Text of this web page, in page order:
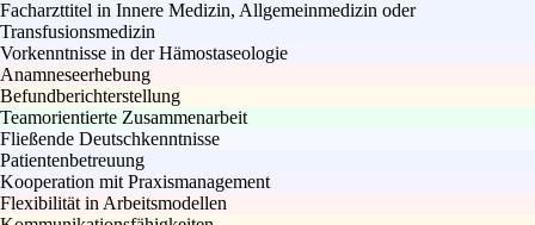
Facharzttitel in Innere Medizin, Allgemeinmedizin oder
Transfusionsmedizin
Vorkenntnisse in der Hämostaseologie
Anamneseerhebung
Befundberichterstellung
Teamorientierte Zusammenarbeit
Fließende Deutschkenntnisse
Patientenbetreuung
Kooperation mit Praxismanagement
Flexibilität in Arbeitsmodellen